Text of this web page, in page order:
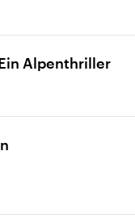
Alpenthriller